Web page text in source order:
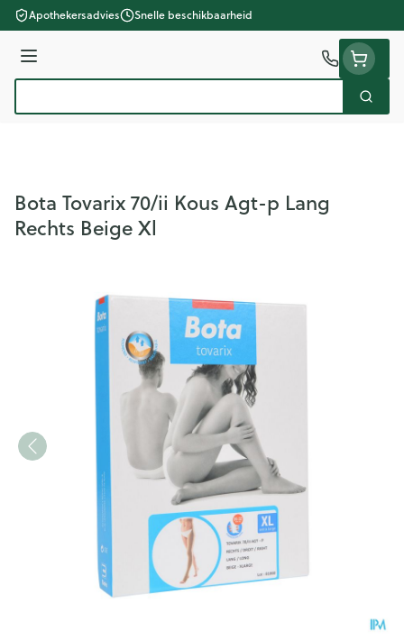
Ga naar de inhoud
Apothekersadvies Snelle beschikbaarheid
Menu
Zoek
Bota Tovarix 70/ii Kous Agt-p Lang
Rechts Beige Xl